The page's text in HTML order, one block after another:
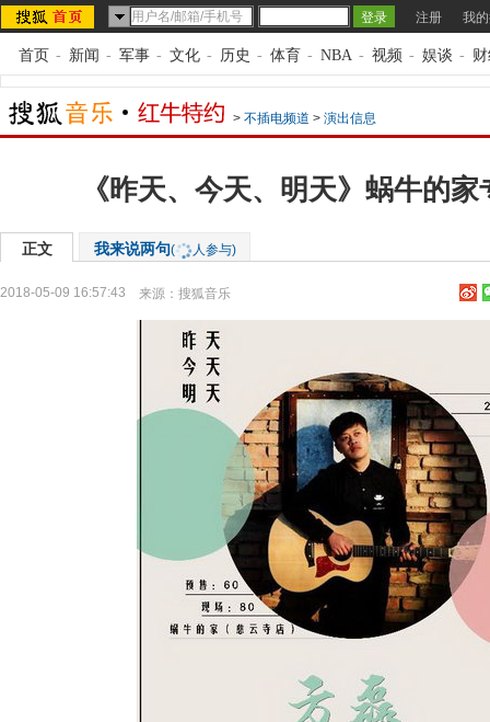
注册 我
首页 - 新闻 - 军事 - 文化 - 历史 - 体育 - NBA - 视频 - 娱谈 -
> 不插电频道 > 演出信息
《昨天、今天、明天》蜗牛的
正文 我来说两句( 人参与)
2018-05-09 16:57:43 来源： 搜狐音乐